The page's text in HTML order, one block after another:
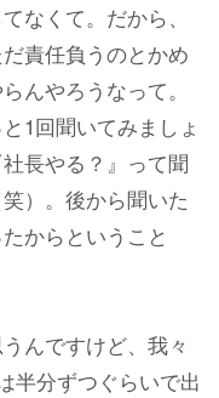
なくて。だから、
責任負うのとかめ
んやろうなって。
1回聞いてみましょ
長やる？』って聞
）。後から聞いた
からということ
んですけど、我々
半分ずつぐらいで出